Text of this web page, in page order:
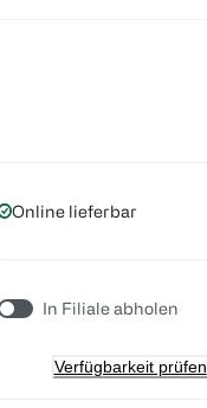
Online lieferbar
In Filiale abholen
Verfügbarkeit prüfen